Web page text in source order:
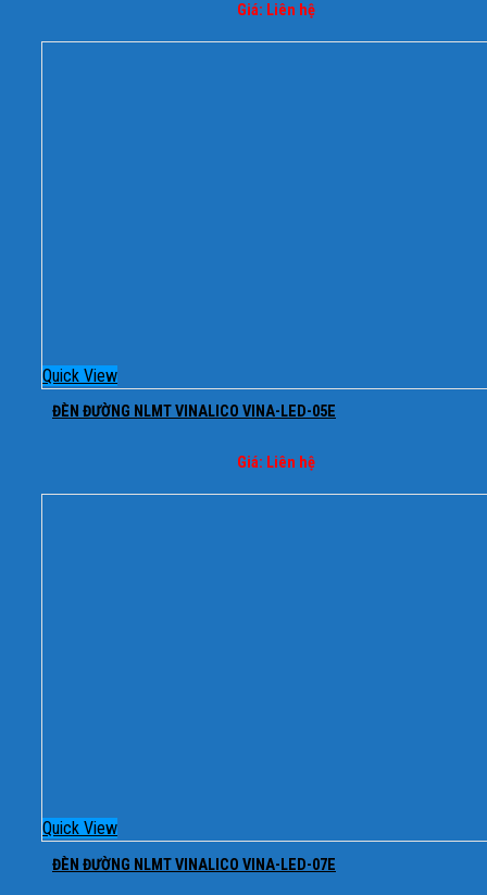
Giá: Liên hệ
Quick View
ĐÈN ĐƯỜNG NLMT VINALICO VINA-LED-05E
Giá: Liên hệ
Quick View
ĐÈN ĐƯỜNG NLMT VINALICO VINA-LED-07E